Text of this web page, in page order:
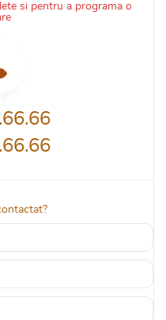
si pentru a programa o